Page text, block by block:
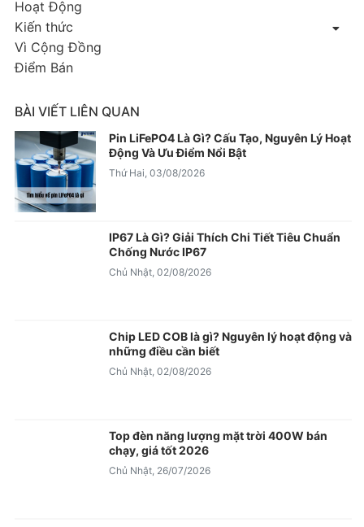
Hoạt Động
Kiến thức
Vì Cộng Đồng
Điểm Bán
BÀI VIẾT LIÊN QUAN
Pin LiFePO4 Là Gì? Cấu Tạo, Nguyên Lý Hoạt
Động Và Ưu Điểm Nổi Bật
Thứ Hai, 03/08/2026
IP67 Là Gì? Giải Thích Chi Tiết Tiêu Chuẩn
Chống Nước IP67
Chủ Nhật, 02/08/2026
Chip LED COB là gì? Nguyên lý hoạt động và
những điều cần biết
Chủ Nhật, 02/08/2026
Top đèn năng lượng mặt trời 400W bán
chạy, giá tốt 2026
Chủ Nhật, 26/07/2026